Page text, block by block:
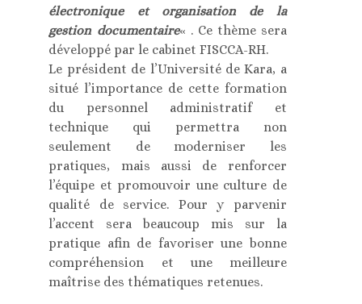
électronique et organisation de la
gestion documentaire« . Ce thème sera
développé par le cabinet FISCCA-RH.
Le président de l’Université de Kara, a
situé l’importance de cette formation
du personnel administratif et
technique qui permettra non
seulement de moderniser les
pratiques, mais aussi de renforcer
l’équipe et promouvoir une culture de
qualité de service. Pour y parvenir
l’accent sera beaucoup mis sur la
pratique afin de favoriser une bonne
compréhension et une meilleure
maîtrise des thématiques retenues.